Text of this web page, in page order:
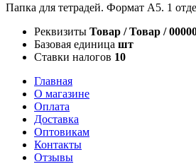
Папка для тетрадей. Формат A5. 1
Реквизиты Товар / Товар /
Базовая единица шт
Ставки налогов 10
Главная
О магазине
Оплата
Доставка
Оптовикам
Контакты
Отзывы